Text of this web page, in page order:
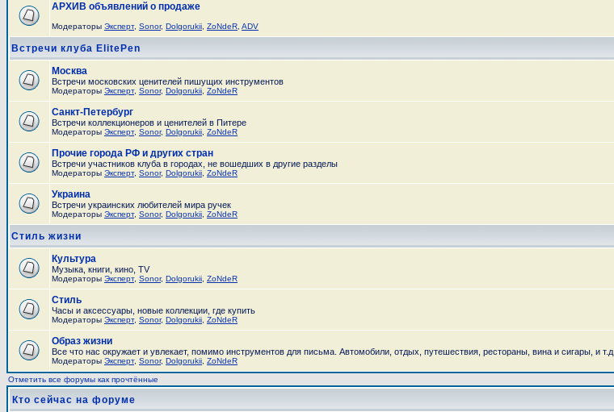
АРХИВ объявлений о продаже
Модераторы Эксперт, Sonor, Dolgorukii ZoNdeR ADV
Встречи клуба ElitePen
Москва
Встречи московских ценителей пишущих инструментов
Модераторы Эксперт, Sonor, Dolgorukii ZoNdeR
Санкт-Петербург
Встречи коллекционеров и ценителей в Питере
Модераторы Эксперт, Sonor, Dolgorukii ZoNdeR
Прочие города РФ и других стран
Встречи участников клуба в городах, не вошедших в другие разделы
Модераторы Эксперт, Sonor, Dolgorukii ZoNdeR
Украина
Встречи украинских любителей мира ручек
Модераторы Эксперт, Sonor, Dolgorukii ZoNdeR
Стиль жизни
Культура
Музыка, книги, кино, TV
Модераторы Эксперт, Sonor, Dolgorukii ZoNdeR
Стиль
Часы и аксесcуары, новые коллекции, где купить
Модераторы Эксперт, Sonor, Dolgorukii ZoNdeR
Образ жизни
Все что нас окружает и увлекает, помимо инструментов для письма. Автомобили, отдых, путешествия, рестораны, вина и сигары, и т.д.
Модераторы Эксперт, Sonor, Dolgorukii ZoNdeR
Отметить все форумы как прочтённые
Кто сейчас на форуме